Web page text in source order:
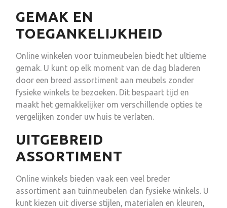
GEMAK EN
TOEGANKELIJKHEID
Online winkelen voor tuinmeubelen biedt het ultieme
gemak. U kunt op elk moment van de dag bladeren
door een breed assortiment aan meubels zonder
fysieke winkels te bezoeken. Dit bespaart tijd en
maakt het gemakkelijker om verschillende opties te
vergelijken zonder uw huis te verlaten.
UITGEBREID
ASSORTIMENT
Online winkels bieden vaak een veel breder
assortiment aan tuinmeubelen dan fysieke winkels. U
kunt kiezen uit diverse stijlen, materialen en kleuren,